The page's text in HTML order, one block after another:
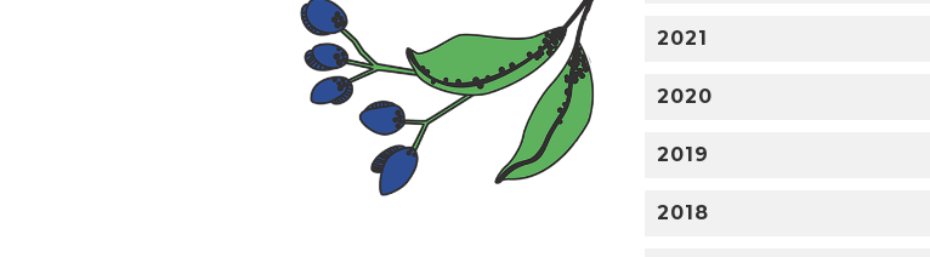
2021
2020
2019
2018